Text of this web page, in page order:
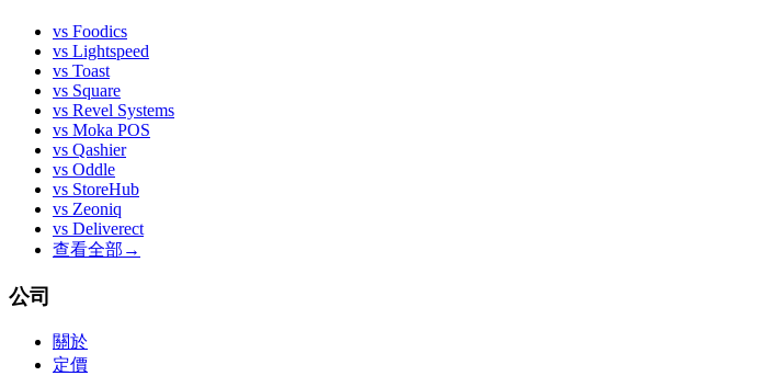
vs Foodics
vs Lightspeed
vs Toast
vs Square
vs Revel Systems
vs Moka POS
vs Qashier
vs Oddle
vs StoreHub
vs Zeoniq
vs Deliverect
查看全部 →
公司
關於
定價